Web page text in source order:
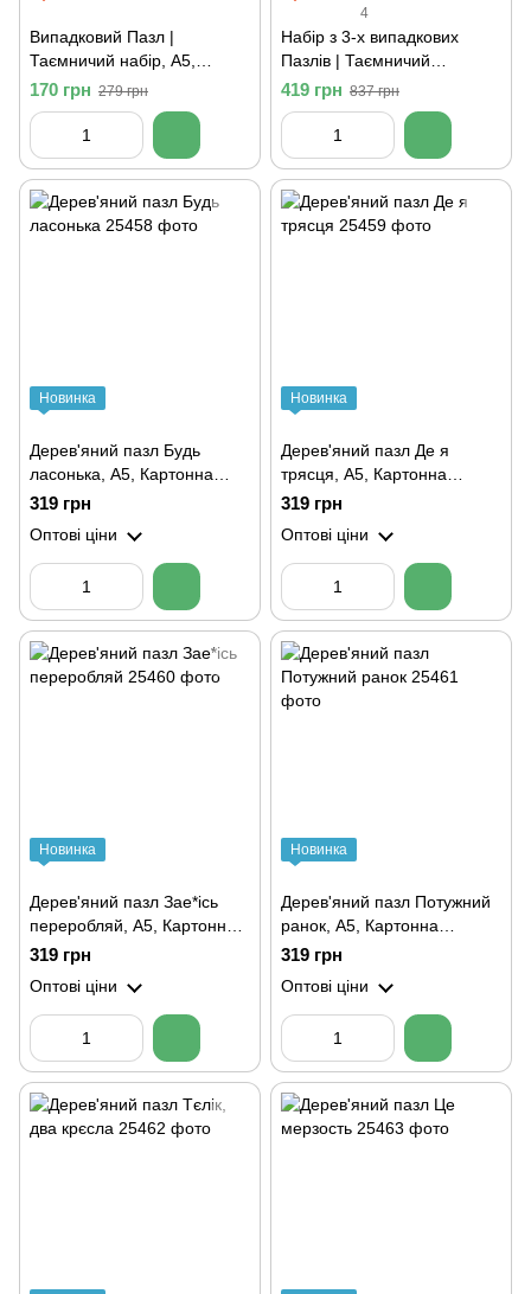
Випадковий Пазл |
Таємничий набір, А5,
Картонна коробка
170 грн 279 грн
4
Набір з 3-х випадкових
Пазлів | Таємничий
комплект, А5, Картонна
коробка
419 грн 837 грн
Новинка
Дерев'яний пазл Будь
ласонька, А5, Картонна
коробка
319 грн
Оптові ціни
Новинка
Дерев'яний пазл Де я
трясця, А5, Картонна
коробка
319 грн
Оптові ціни
Новинка
Дерев'яний пазл Зае*ісь
переробляй, А5, Картонна
коробка
319 грн
Оптові ціни
Новинка
Дерев'яний пазл Потужний
ранок, А5, Картонна
коробка
319 грн
Оптові ціни